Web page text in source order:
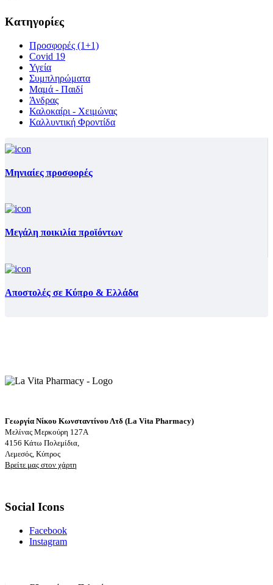
Κατηγορίες
Προσφορές (1+1)
Covid 19
Υγεία
Συμπληρώματα
Μαμά - Παιδί
Άνδρας
Καλοκαίρι - Χειμώνας
Καλλυντική Φροντίδα
Μηνιαίες προσφορές
Μεγάλη ποικιλία προϊόντων
Αποστολές σε Κύπρο & Ελλάδα
Γεωργία Νίκου Κωνσταντίνου Λτδ (La Vita Pharmacy)
Μελίνας Μερκούρη 127Α
4156 Κάτω Πολεμίδια,
Λεμεσός, Κύπρος
Βρείτε μας στον χάρτη
Social Icons
Facebook
Instagram